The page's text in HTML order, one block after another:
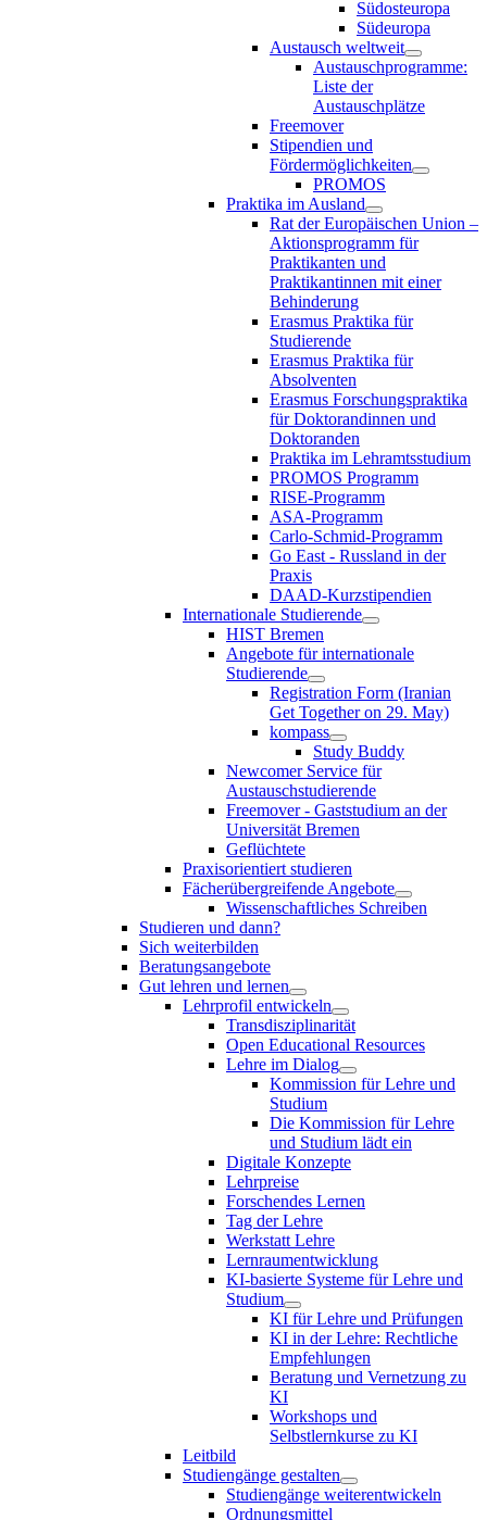
Südosteuropa
Südeuropa
Austausch weltweit
Austauschprogramme:
Liste der
Austauschplätze
Freemover
Stipendien und
Fördermöglichkeiten
PROMOS
Praktika im Ausland
Rat der Europäischen Union –
Aktionsprogramm für
Praktikanten und
Praktikantinnen mit einer
Behinderung
Erasmus Praktika für
Studierende
Erasmus Praktika für
Absolventen
Erasmus Forschungspraktika
für Doktorandinnen und
Doktoranden
Praktika im Lehramtsstudium
PROMOS Programm
RISE-Programm
ASA-Programm
Carlo-Schmid-Programm
Go East - Russland in der
Praxis
DAAD-Kurzstipendien
Internationale Studierende
HIST Bremen
Angebote für internationale
Studierende
Registration Form (Iranian
Get Together on 29. May)
kompass
Study Buddy
Newcomer Service für
Austauschstudierende
Freemover - Gaststudium an der
Universität Bremen
Geflüchtete
Praxisorientiert studieren
Fächerübergreifende Angebote
Wissenschaftliches Schreiben
Studieren und dann?
Sich weiterbilden
Beratungsangebote
Gut lehren und lernen
Lehrprofil entwickeln
Transdisziplinarität
Open Educational Resources
Lehre im Dialog
Kommission für Lehre und
Studium
Die Kommission für Lehre
und Studium lädt ein
Digitale Konzepte
Lehrpreise
Forschendes Lernen
Tag der Lehre
Werkstatt Lehre
Lernraumentwicklung
KI-basierte Systeme für Lehre und
Studium
KI für Lehre und Prüfungen
KI in der Lehre: Rechtliche
Empfehlungen
Beratung und Vernetzung zu
KI
Workshops und
Selbstlernkurse zu KI
Leitbild
Studiengänge gestalten
Studiengänge weiterentwickeln
Ordnungsmittel